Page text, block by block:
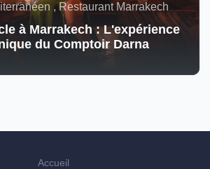
, Restaurant Marrakech
à Marrakech : L'expérience
du Comptoir Darna
Accueil